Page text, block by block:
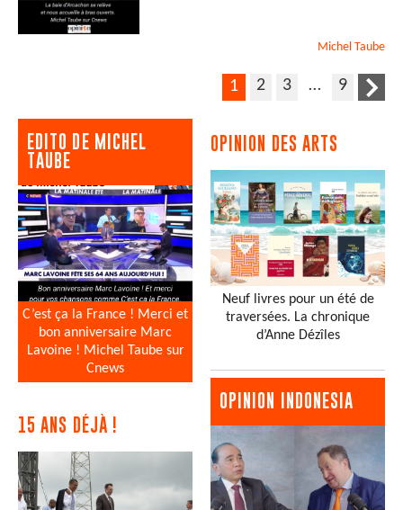
Michel Taube
1 2 3 … 9
EDITO DE MICHEL
TAUBE
C’est ça la France ! Merci et
bon anniversaire Marc
Lavoine ! Michel Taube sur
Cnews
15 ANS DÉJÀ !
OPINION DES ARTS
Neuf livres pour un été de
traversées. La chronique
d’Anne Dézîles
OPINION INDONESIA